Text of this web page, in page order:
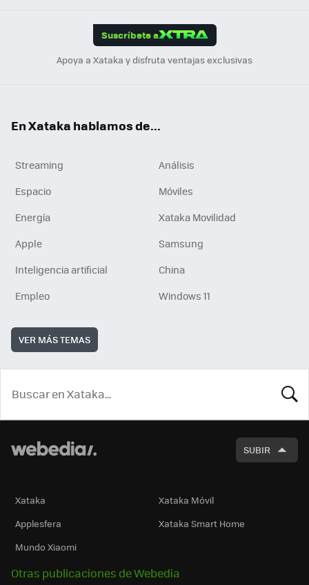
Suscríbete a
Apoya a Xataka y disfruta ventajas exclusivas
En Xataka hablamos de...
Streaming
Análisis
Espacio
Móviles
Energía
Xataka Movilidad
Apple
Samsung
Inteligencia artificial
China
Empleo
Windows 11
VER MÁS TEMAS
SUBIR
Xataka
Xataka Móvil
Applesfera
Xataka Smart Home
Mundo Xiaomi
Otras publicaciones de Webedia